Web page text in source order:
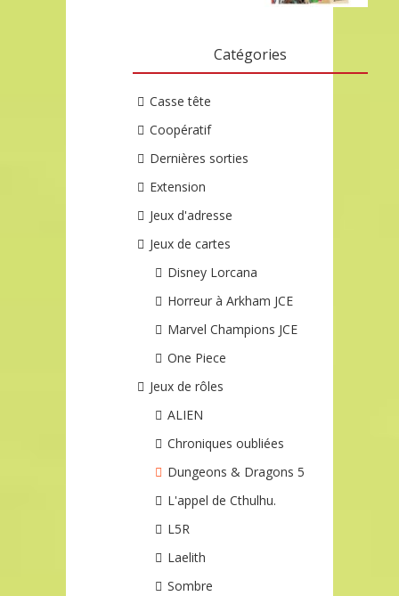
Catégories
Casse tête
Coopératif
Dernières sorties
Extension
Jeux d'adresse
Jeux de cartes
Disney Lorcana
Horreur à Arkham JCE
Marvel Champions JCE
One Piece
Jeux de rôles
ALIEN
Chroniques oubliées
Dungeons & Dragons 5
L'appel de Cthulhu.
L5R
Laelith
Sombre